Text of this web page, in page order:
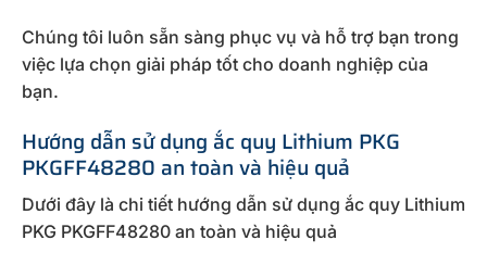
Chúng tôi luôn sẵn sàng phục vụ và hỗ trợ bạn trong
việc lựa chọn giải pháp tốt cho doanh nghiệp của
bạn.
Hướng dẫn sử dụng ắc quy Lithium PKG
PKGFF48280 an toàn và hiệu quả
Dưới đây là chi tiết hướng dẫn sử dụng ắc quy Lithium
PKG PKGFF48280 an toàn và hiệu quả